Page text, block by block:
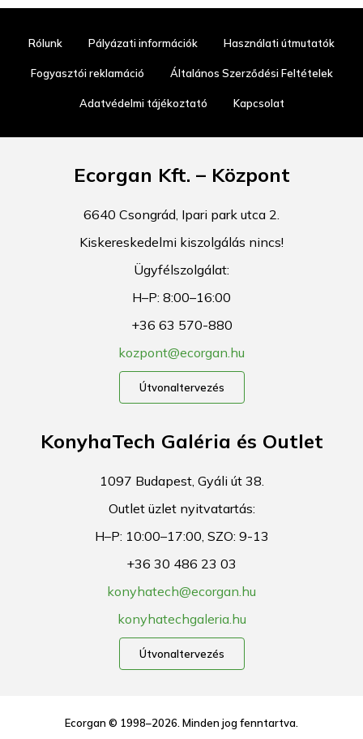
Rólunk Pályázati információk Használati útmutatók
Fogyasztói reklamáció Általános Szerződési Feltételek
Adatvédelmi tájékoztató Kapcsolat
Ecorgan Kft. – Központ
6640 Csongrád, Ipari park utca 2.
Kiskereskedelmi kiszolgálás nincs!
Ügyfélszolgálat:
H–P: 8:00–16:00
+36 63 570-880
kozpont@ecorgan.hu
Útvonaltervezés
KonyhaTech Galéria és Outlet
1097 Budapest, Gyáli út 38.
Outlet üzlet nyitvatartás:
H–P: 10:00–17:00, SZO: 9-13
+36 30 486 23 03
konyhatech@ecorgan.hu
konyhatechgaleria.hu
Útvonaltervezés
Ecorgan © 1998–2026. Minden jog fenntartva.